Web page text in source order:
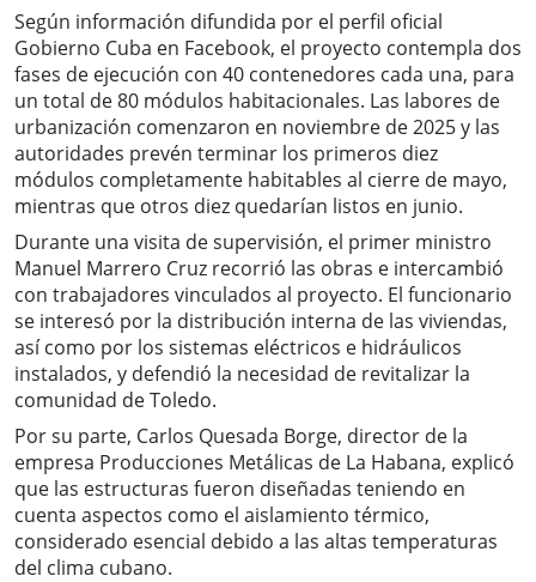
Según información difundida por el perfil oficial
Gobierno Cuba en Facebook, el proyecto contempla dos
fases de ejecución con 40 contenedores cada una, para
un total de 80 módulos habitacionales. Las labores de
urbanización comenzaron en noviembre de 2025 y las
autoridades prevén terminar los primeros diez
módulos completamente habitables al cierre de mayo,
mientras que otros diez quedarían listos en junio.
Durante una visita de supervisión, el primer ministro
Manuel Marrero Cruz recorrió las obras e intercambió
con trabajadores vinculados al proyecto. El funcionario
se interesó por la distribución interna de las viviendas,
así como por los sistemas eléctricos e hidráulicos
instalados, y defendió la necesidad de revitalizar la
comunidad de Toledo.
Por su parte, Carlos Quesada Borge, director de la
empresa Producciones Metálicas de La Habana, explicó
que las estructuras fueron diseñadas teniendo en
cuenta aspectos como el aislamiento térmico,
considerado esencial debido a las altas temperaturas
del clima cubano.